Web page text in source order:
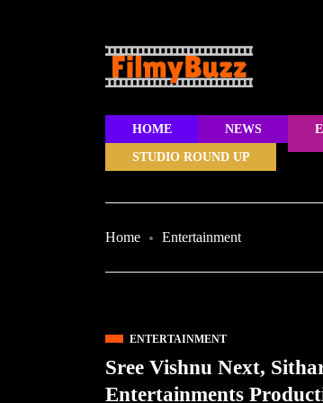
HOME NEWS
STUDIO ROUND UP
Home Entertainment
ENTERTAINMENT
Sree Vishnu Next,
Entertainments